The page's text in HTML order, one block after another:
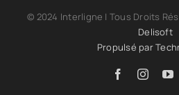
© 2024 Interligne | Tous Droits
Delisoft
Propulsé par
Facebook